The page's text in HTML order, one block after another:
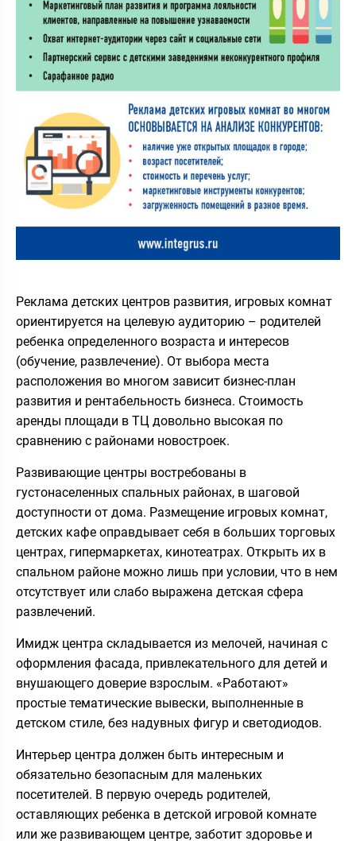
Реклама детских центров развития, игровых комнат
ориентируется на целевую аудиторию – родителей
ребенка определенного возраста и интересов
(обучение, развлечение). От выбора места
расположения во многом зависит бизнес-план
развития и рентабельность бизнеса. Стоимость
аренды площади в ТЦ довольно высокая по
сравнению с районами новостроек.
Развивающие центры востребованы в
густонаселенных спальных районах, в шаговой
доступности от дома. Размещение игровых комнат,
детских кафе оправдывает себя в больших торговых
центрах, гипермаркетах, кинотеатрах. Открыть их в
спальном районе можно лишь при условии, что в нем
отсутствует или слабо выражена детская сфера
развлечений.
Имидж центра складывается из мелочей, начиная с
оформления фасада, привлекательного для детей и
внушающего доверие взрослым. «Работают»
простые тематические вывески, выполненные в
детском стиле, без надувных фигур и светодиодов.
Интерьер центра должен быть интересным и
обязательно безопасным для маленьких
посетителей. В первую очередь родителей,
оставляющих ребенка в детской игровой комнате
или же развивающем центре, заботит здоровье и